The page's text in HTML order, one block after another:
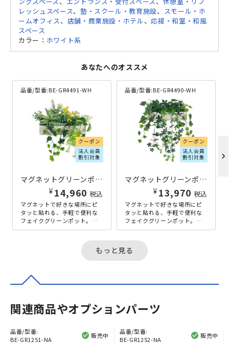
レッシュスペース、 塾・スクール・教育施設、
スモール・ホ
ームオフィス 、 店舗・商業施設・ホテル、 応接・和室・和風
スペース
カラー： ホワイト系
あなたへのオススメ
品番/型番:BE-GR4491-WH
クーポン
法人会員
割引対象
マグネットグリーンポット W380×D200×H400 その他木目
¥ 14,960 税込
マグネットで好きな場所にピ
タッと貼れる、手軽で便利な
フェイクグリーンポット。一
般的な置き型グリーンと違
品番/型番:BE-GR4490-WH
クーポン
法人会員
割引対象
マグネットグリーンポット W400×D200×H550 その他木目
¥ 13,970 税込
マグネットで好きな場所にピ
タッと貼れる、手軽で便利な
フェイクグリーンポット。一
般的な置き型グリーンと違
スチール家具...
chevron_right
もっと見る
関連商品やオプションパーツ
品番/型番:
BE-GR1251-NA
販売中
品番/型番:
BE-GR1252-NA
販売中